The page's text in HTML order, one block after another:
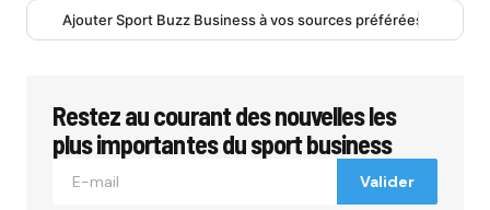
Ajouter Sport Buzz Business à vos sources préférées
Restez au courant des nouvelles les
plus importantes du sport business
Valider